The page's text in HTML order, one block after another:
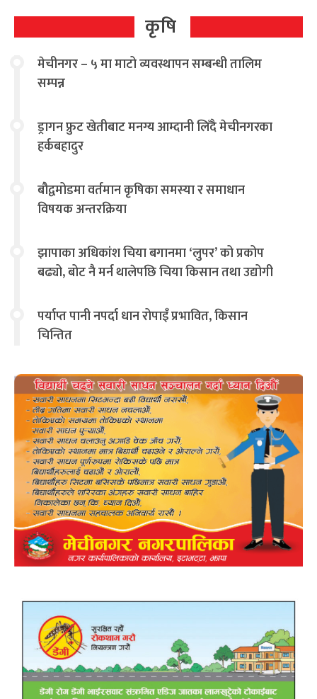
कृषि
मेचीनगर – ५ मा माटो व्यवस्थापन सम्बन्धी तालिम
सम्पन्न
ड्रागन फ्रुट खेतीबाट मनग्य आम्दानी लिँदै मेचीनगरका
हर्कबहादुर
बौद्वमोडमा वर्तमान कृषिका समस्या र समाधान
विषयक अन्तरक्रिया
झापाका अधिकांश चिया बगानमा ‘लुपर’ को प्रकोप
बढ्यो, बोट नै मर्न थालेपछि चिया किसान तथा उद्योगी
पर्याप्त पानी नपर्दा धान रोपाइँ प्रभावित, किसान
चिन्तित